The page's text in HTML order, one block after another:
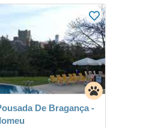
De Bragança -